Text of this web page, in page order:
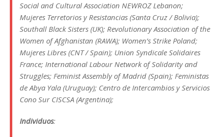
Social and Cultural Association NEWROZ Lebanon;
Mujeres Terretorios y Resistancias (Santa Cruz / Bolivia);
Southall Black Sisters (UK); Revolutionary Association of the
Women of Afghanistan (RAWA); Women’s Strike Poland;
Mujeres Libres (CNT / Spain); Union Syndicale Solidaires
France; International Labour Network of Solidarity and
Struggles; Feminist Assembly of Madrid (Spain); Feministas
de Abya Yala (Uruguay); Centro de Intercambios y Servicios
Cono Sur CISCSA (Argentina);
Individuos: